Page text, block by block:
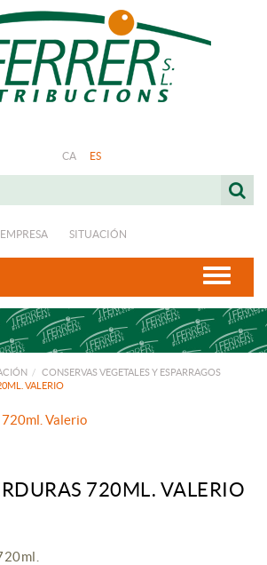
CA ES
EMPRESA SITUACIÓN
CONSERVAS VEGETALES Y ESPARRAGOS
VALERIO
720ML. VALERIO